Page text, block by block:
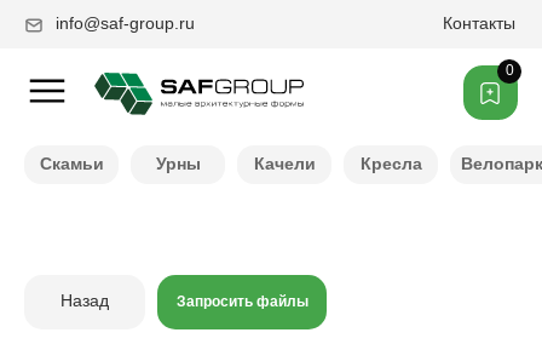
Контакты
info@saf-group.ru
0
Скамьи Урны Качели Кресла
Назад Запросить файлы